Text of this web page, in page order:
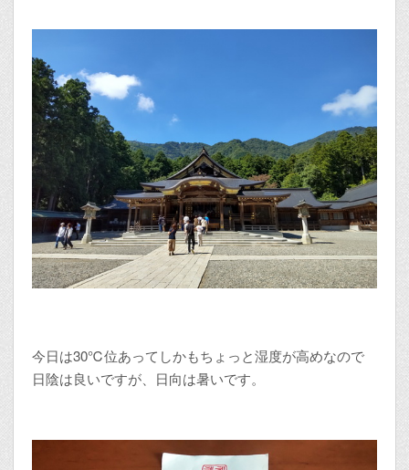
今日は30℃位あってしかもちょっと湿度が高めなので
日陰は良いですが、日向は暑いです。